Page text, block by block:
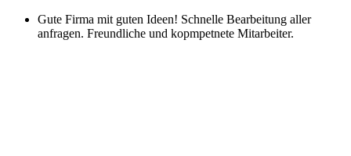
Gute Firma mit guten Ideen! Schnelle Bearbeitung aller
anfragen. Freundliche und kopmpetnete Mitarbeiter.